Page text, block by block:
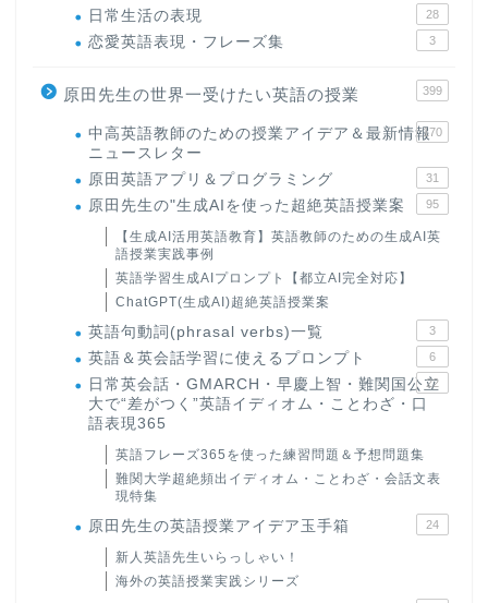
日常生活の表現 28
恋愛英語表現・フレーズ集 3
原田先生の世界一受けたい英語の授業 399
中高英語教師のための授業アイデア＆最新情報
ニュースレター
170
原田英語アプリ＆プログラミング 31
原田先生の"生成AIを使った超絶英語授業案 95
【生成AI活用英語教育】英語教師のための生成AI英
語授業実践事例
英語学習生成AIプロンプト【都立AI完全対応】
ChatGPT(生成AI)超絶英語授業案
英語句動詞(phrasal verbs)一覧 3
英語＆英会話学習に使えるプロンプト 6
日常英会話・GMARCH・早慶上智・難関国公立
大で“差がつく”英語イディオム・ことわざ・口
語表現365
22
英語フレーズ365を使った練習問題＆予想問題集
難関大学超絶頻出イディオム・ことわざ・会話文表
現特集
原田先生の英語授業アイデア玉手箱 24
新人英語先生いらっしゃい！
海外の英語授業実践シリーズ